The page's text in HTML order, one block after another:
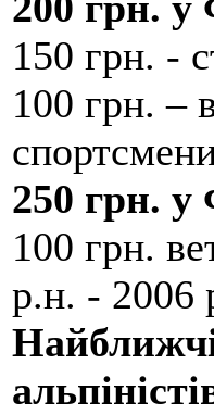
150 грн. -
100 грн. –
250 грн. у
100 грн.
р.н. - 2006